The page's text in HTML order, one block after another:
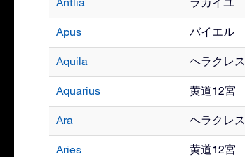
Apus バイエル
Aquila ヘラクレス
Aquarius 黄道12宮
Ara ヘラクレス
Aries 黄道12宮